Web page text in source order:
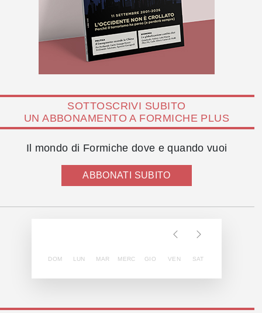
SOTTOSCRIVI SUBITO
UN ABBONAMENTO A FORMICHE PLUS
Il mondo di Formiche dove e quando vuoi
ABBONATI SUBITO
DOM LUN MAR MERC GIO VEN SAT